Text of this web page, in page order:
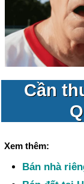
Cần
Xem thêm:
Bán nhà